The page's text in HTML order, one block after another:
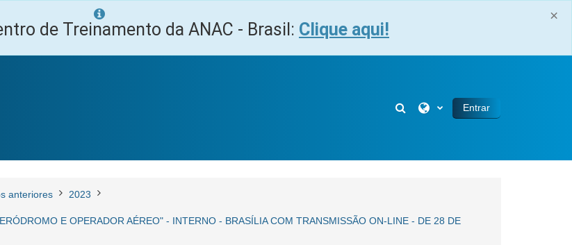
×
de Treinamento da ANAC - Brasil: Clique aqui!
Alternar entrada de pesquisa
Entrar
anteriores 2023
E OPERADOR AÉREO" - INTERNO - BRASÍLIA COM TRANSMISSÃO ON-LINE - DE 28 DE